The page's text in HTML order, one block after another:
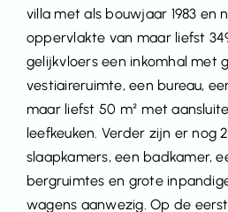
villa met als bouwjaar 1983 en
oppervlakte van maar liefst
gelijkvloers een inkomhal met
vestiaireruimte, een bureau,
maar liefst 50 m² met
leefkeuken. Verder zijn er nog
slaapkamers, een badkamer,
bergruimtes en grote
wagens aanwezig. Op de